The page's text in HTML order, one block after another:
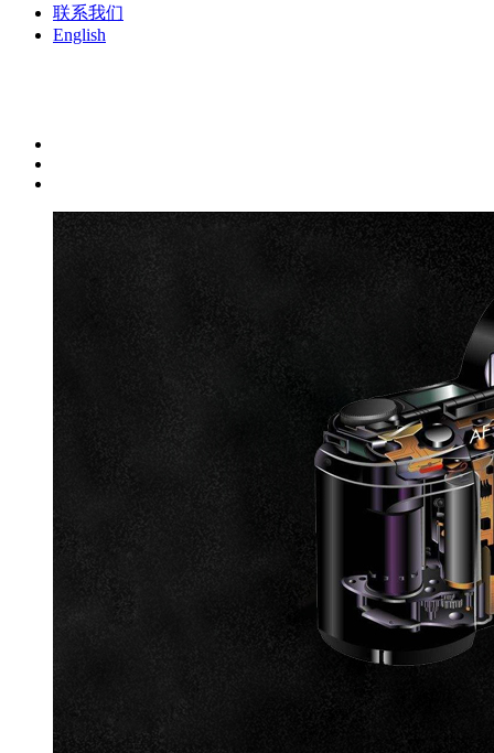
联系我们
English